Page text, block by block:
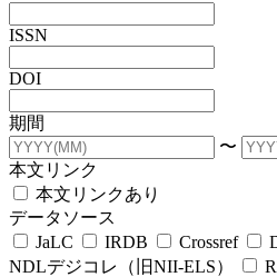
ISSN
DOI
期間
〜
本文リンク
本文リンクあり
データソース
JaLC
IRDB Crossref
NDLデジコレ（旧NII-ELS）